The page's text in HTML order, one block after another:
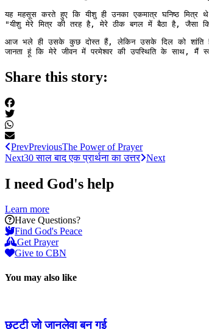
यह महसूस करते हुए कि यीशु ही उनका एकमात्र घनिष्ठ
"यीशु मेरे मित्र की तरह है, मेरे ठीक बगल में बैठा है, जैसा
आज भले ही उसके कुछ दोस्त हैं, लेकिन उसके दिल को शांति
जानता हूं कि मेरे जीवन में परमेश्वर की उपस्थिति के साथ, मैं
Share this story:
PrevPreviousThe Power of Prayer
Next30 साल बाद एक प्रार्थना का उत्तर Next
I need God's help
Learn more
Have Questions?
Find God's Peace
Get Prayer
Give to CBN
You may also like
छुट्टी जो जानलेवा बन गई